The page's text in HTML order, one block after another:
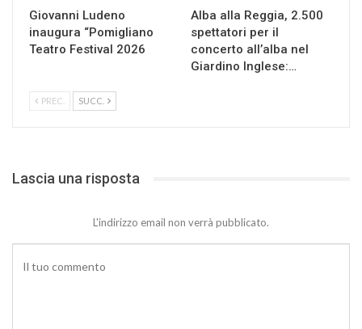
Giovanni Ludeno
inaugura “Pomigliano
Teatro Festival 2026
Alba alla Reggia, 2.500
spettatori per il
concerto all’alba nel
Giardino Inglese:…
PREC. SUCC.
Lascia una risposta
L'indirizzo email non verrà pubblicato.